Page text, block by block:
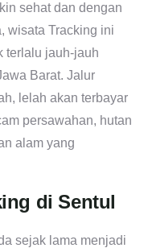
sehat dan dengan
wisata Tracking ini
terlalu jauh-jauh
Barat. Jalur
lelah akan terbayar
persawahan, hutan
alam yang
di Sentul
sejak lama menjadi